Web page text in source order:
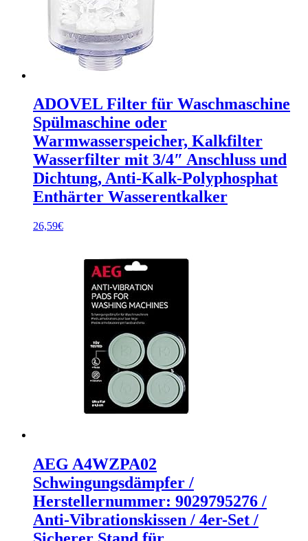
ADOVEL Filter für Waschmaschine
Spülmaschine oder
Warmwasserspeicher, Kalkfilter
Wasserfilter mit 3/4″ Anschluss und
Dichtung, Anti-Kalk-Polyphosphat
Enthärter Wasserentkalker
26,59€
AEG A4WZPA02
Schwingungsdämpfer /
Herstellernummer: 9029795276 /
Anti-Vibrationskissen / 4er-Set /